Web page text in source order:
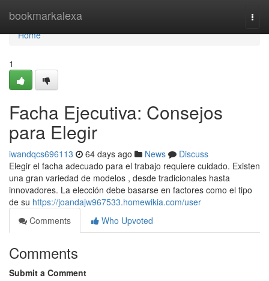
bookmarkalexa
Home
Home
1
Facha Ejecutiva: Consejos
para Elegir
iwandqcs696113 64 days ago News
Discuss
Elegir el facha adecuado para el trabajo requiere cuidado. Existen
una gran variedad de modelos , desde tradicionales hasta
innovadores. La elección debe basarse en factores como el tipo
de su https://joandajw967533.homewikia.com/user
Comments
Who Upvoted
Comments
Submit a Comment